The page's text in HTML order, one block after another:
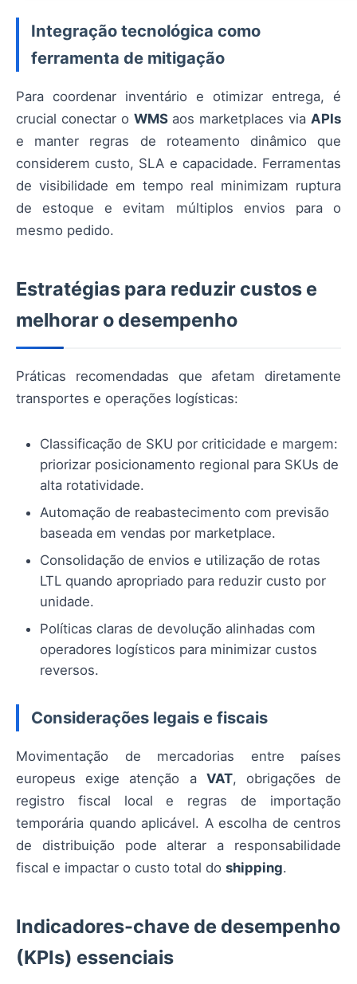
Integração tecnológica como
ferramenta de mitigação
Para coordenar inventário e otimizar entrega, é
crucial conectar o WMSaos marketplaces via APIs
e manter regras de roteamento dinâmico que
considerem custo, SLA e capacidade. Ferramentas
de visibilidade em tempo real minimizam ruptura
de estoque e evitam múltiplos envios para o
mesmo pedido.
Estratégias para reduzir custos e
melhorar o desempenho
Práticas recomendadas que afetam diretamente
transportes e operações logísticas:
Classificação de SKU por criticidade e margem:
priorizar posicionamento regional para SKUs de
alta rotatividade.
Automação de reabastecimento com previsão
baseada em vendas por marketplace.
Consolidação de envios e utilização de rotas
LTL quando apropriado para reduzir custo por
unidade.
Políticas claras de devolução alinhadas com
operadores logísticos para minimizar custos
reversos.
Considerações legais e fiscais
Movimentação de mercadorias entre países
europeus exige atenção a VAT, obrigações de
registro fiscal local e regras de importação
temporária quando aplicável. A escolha de centros
de distribuição pode alterar a responsabilidade
fiscal e impactar o custo total do shipping.
Indicadores-chave de desempenho
(KPIs) essenciais